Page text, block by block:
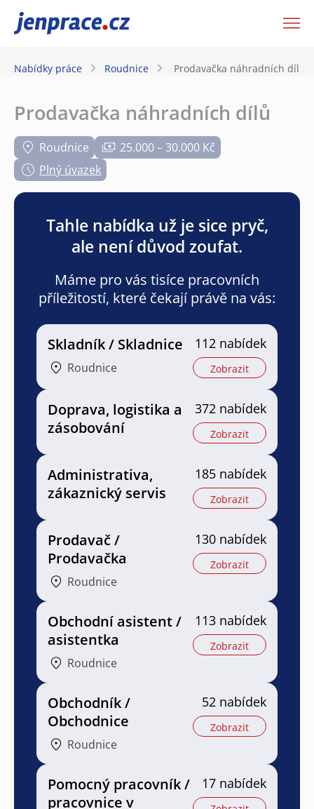
JenPráce.cz
Nabídky práce Roudnice Prodavačka náhradních dílů
Prodavačka náhradních dílů
Roudnice
25.000 – 30.000 Kč
Plný úvazek
Tahle nabídka už je sice pryč,
ale není důvod zoufat.
Máme pro vás tisíce pracovních
příležitostí, které čekají právě na vás:
Skladník / Skladnice
Roudnice
112 nabídek
Zobrazit
Doprava, logistika a
zásobování
372 nabídek
Zobrazit
Administrativa,
zákaznický servis
185 nabídek
Zobrazit
Prodavač /
Prodavačka
Roudnice
130 nabídek
Zobrazit
Obchodní asistent /
asistentka
Roudnice
113 nabídek
Zobrazit
Obchodník /
Obchodnice
Roudnice
52 nabídek
Zobrazit
Pomocný pracovník /
pracovnice v
17 nabídek